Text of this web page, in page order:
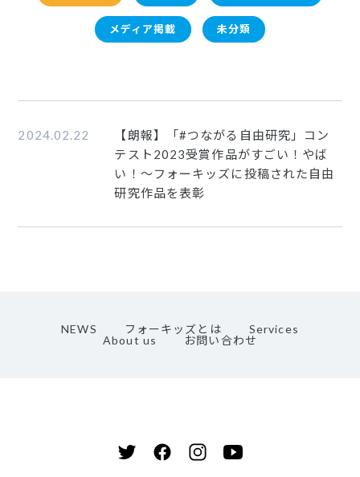
メディア掲載 未分類
2024.02.22
【朗報】「#つながる自由研究」コン
テスト2023受賞作品がすごい！やば
い！〜フォーキッズに投稿された自由
研究作品を表彰
NEWS フォーキッズとは
Services
About us
お問い合わせ